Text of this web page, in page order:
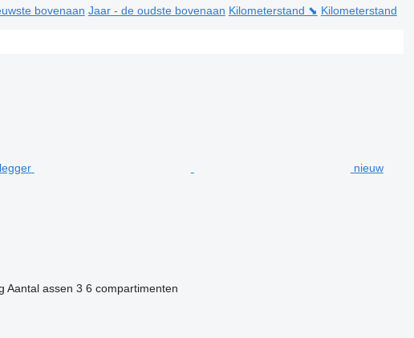
bovenaan Jaar - de oudste bovenaan Kilometerstand ⬊ Kilometerstand
nieuw
Aantal assen 3 6 compartimenten